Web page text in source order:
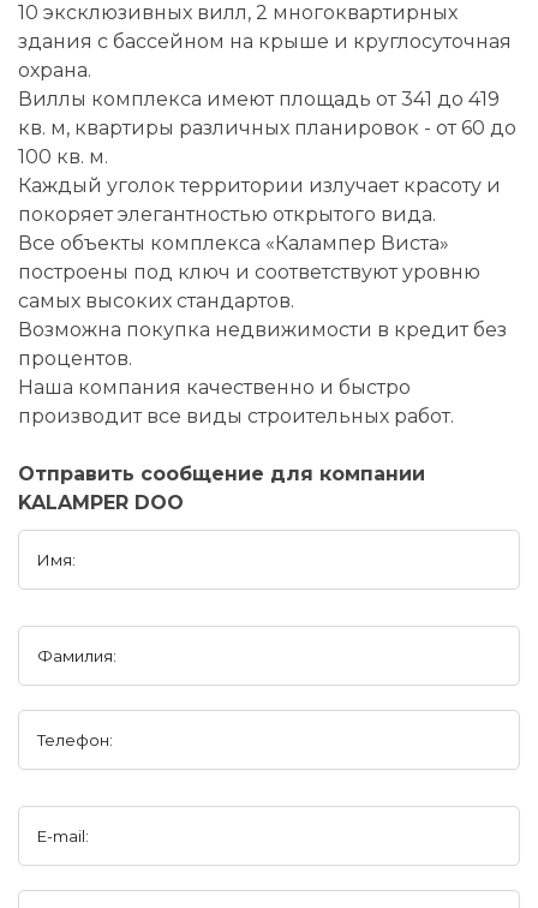
10 эксклюзивных вилл, 2 многоквартирных
здания с бассейном на крыше и круглосуточная
охрана.
Виллы комплекса имеют площадь от 341 до 419
кв. м, квартиры различных планировок - от 60 до
100 кв. м.
Каждый уголок территории излучает красоту и
покоряет элегантностью открытого вида.
Все объекты комплекса «Калампер Виста»
построены под ключ и соответствуют уровню
самых высоких стандартов.
Возможна покупка недвижимости в кредит без
процентов.
Наша компания качественно и быстро
производит все виды строительных работ.
Отправить сообщение для компании
KALAMPER DOO
Имя:
Фамилия:
Телефон:
E-mail: